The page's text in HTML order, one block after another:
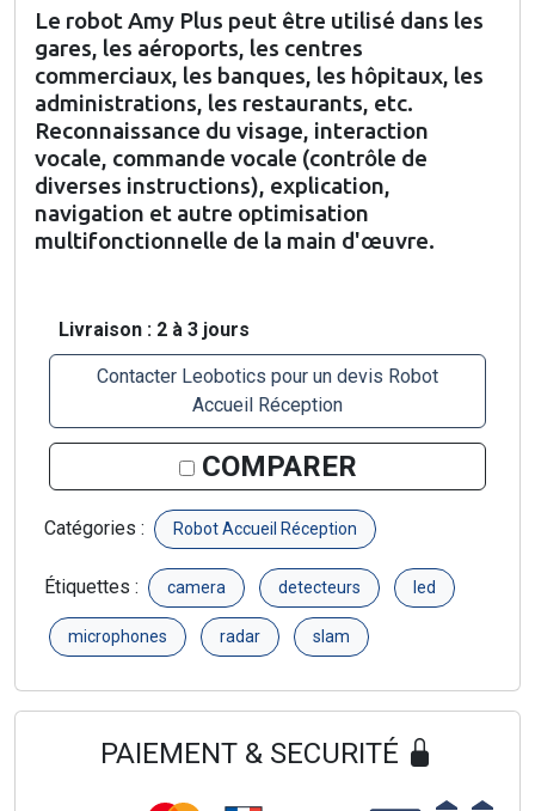
Le robot Amy Plus peut être utilisé dans les
gares, les aéroports, les centres
commerciaux, les banques, les hôpitaux, les
administrations, les restaurants, etc.
Reconnaissance du visage, interaction
vocale, commande vocale (contrôle de
diverses instructions), explication,
navigation et autre optimisation
multifonctionnelle de la main d'œuvre.
Livraison : 2 à 3 jours
Contacter Leobotics pour un devis Robot
Accueil Réception
COMPARER
Catégories : Robot Accueil Réception
Étiquettes : camera detecteurs led
microphones radar slam
PAIEMENT & SECURITÉ